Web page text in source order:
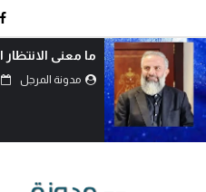
اتفاق الدفاع
القوى.